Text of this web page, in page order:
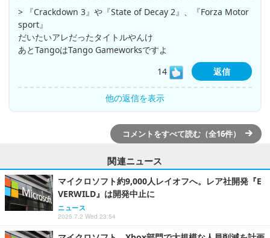
> 『Crackdown 3』や『State of Decay 2』、『Forza Motor
sport』
だいたいアレだったタイトルやんけ
あとTangoはTango Gameworksですよ
14
返信
他の返信を表示
コメントをすべて読む（全16件）
関連ニュース
マイクロソフト約9,000人レイオフへ。レア社開発『E
VERWILD』は開発中止に
ニュース
2025.7.2 Wed 23:54